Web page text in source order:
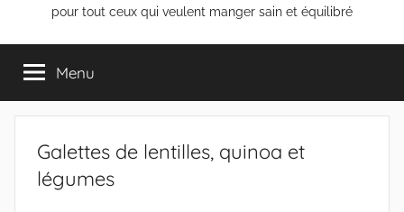
pour tout ceux qui veulent manger sain et équilibré
Menu
Galettes de lentilles, quinoa et
légumes